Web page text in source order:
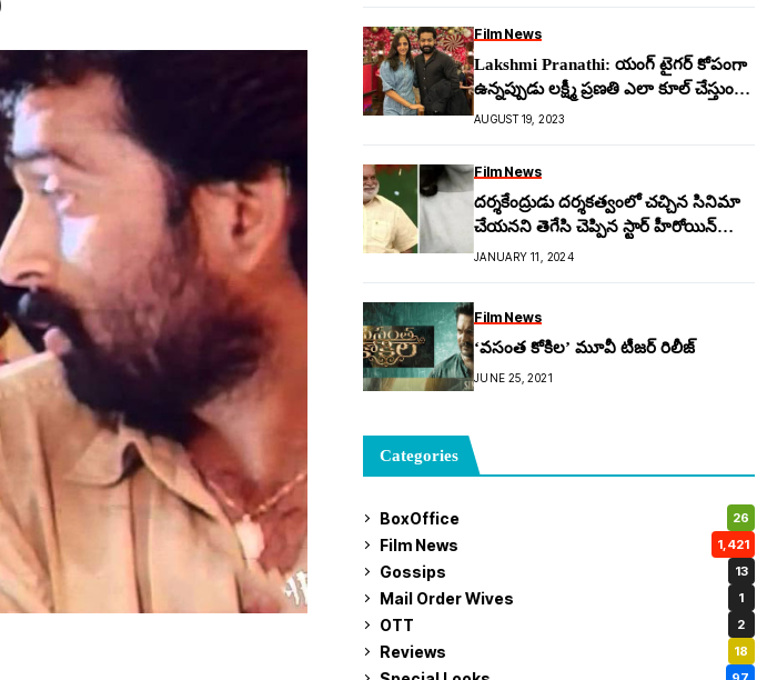
Film News
Lakshmi Pranathi: యంగ్ టైగ‌ర్ కోపంగా
ఉన్న‌ప్పుడు ల‌క్ష్మీ ప్ర‌ణ‌తి ఎలా కూల్ చేస్తుందో
తెలుసా?
AUGUST 19, 2023
Film News
దర్శకేంద్రుడు దర్శకత్వంలో చచ్చిన సినిమా
చేయనని తెగేసి చెప్పిన స్టార్ హీరోయిన్
ఎవరు..?
JANUARY 11, 2024
Film News
‘వసంత కోకిల’ మూవీ టీజర్ రిలీజ్
JUNE 25, 2021
Categories
BoxOffice 26
Film News 1,421
Gossips 13
Mail Order Wives 1
OTT 2
Reviews 18